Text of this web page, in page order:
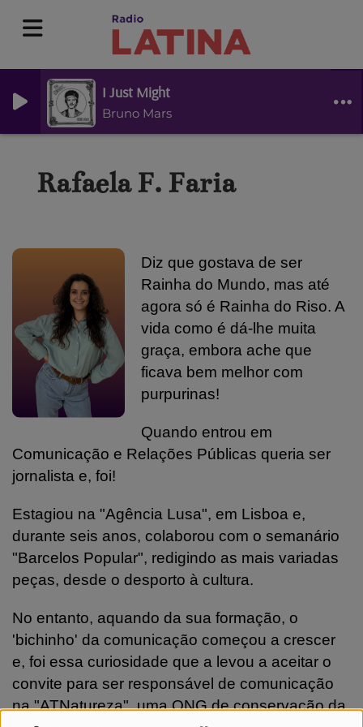
I Just Might
Bruno Mars
Rafaela F. Faria
Diz que gostava de ser
Rainha do Mundo, mas até
agora só é Rainha do Riso.A
vida como é dá-lhe muita
graça, embora ache que
ficava bem melhor com
purpurinas!
Quando entrou em
Comunicação e Relações Públicas queria ser
jornalista e, foi!
Estagiou na "Agência Lusa", em Lisboa e,
durante seis anos, colaborou com o semanário
"Barcelos Popular", redigindo as mais variadas
peças, desde o desporto à cultura.
No entanto, aquando da sua formação, o
'bichinho' da comunicação começou a crescer
e, foi essa curiosidade que a levou a aceitar o
convite para ser responsável de comunicação
na "ATNatureza", uma ONG de conservação da